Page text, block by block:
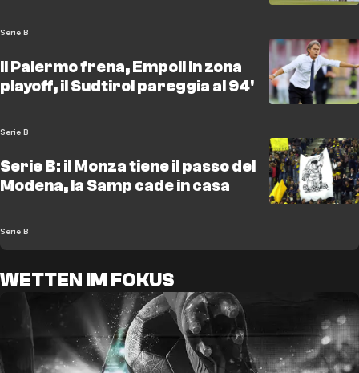
Serie B
Il Palermo frena, Empoli in zona
playoff, il Sudtirol pareggia al 94'
Serie B
Serie B: il Monza tiene il passo del
Modena, la Samp cade in casa
Serie B
WETTEN IM FOKUS